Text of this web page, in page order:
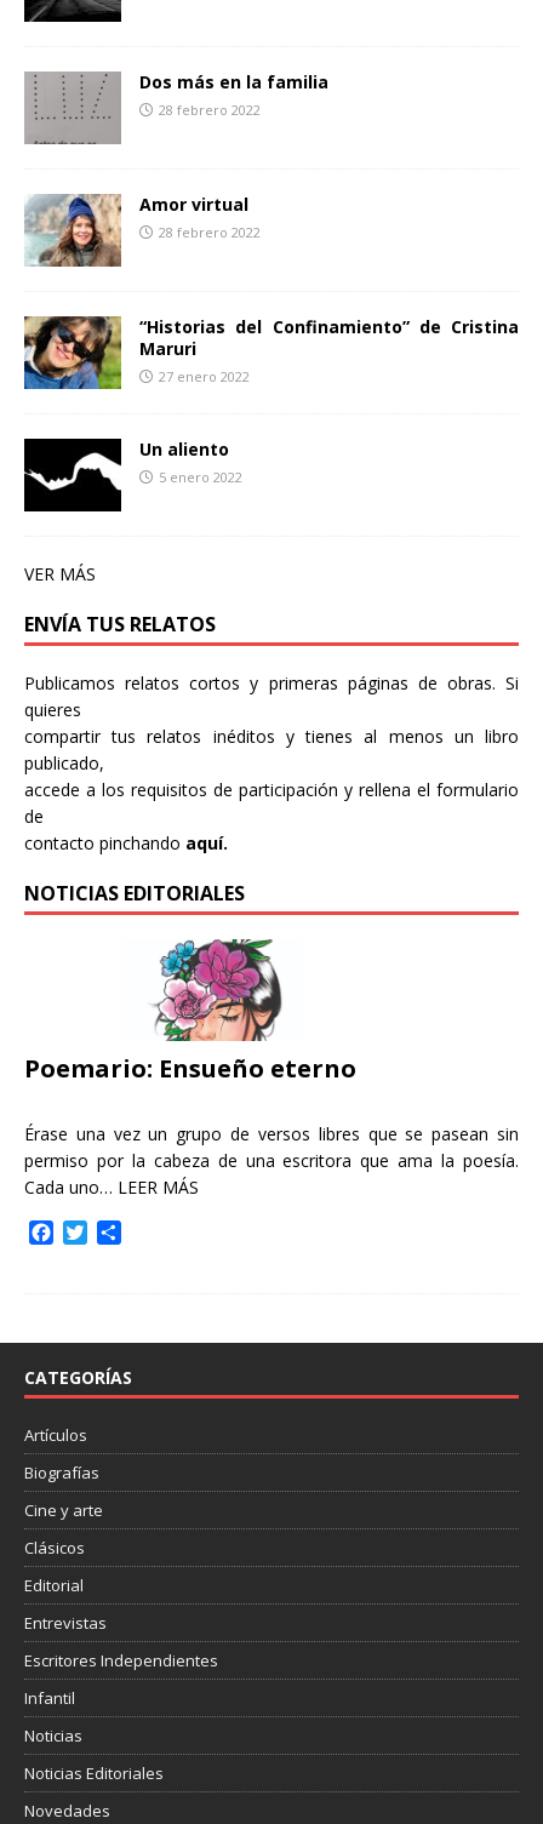
Dos más en la familia
28 febrero 2022
Amor virtual
28 febrero 2022
“Historias del Confinamiento” de Cristina
Maruri
27 enero 2022
Un aliento
5 enero 2022
VER MÁS
ENVÍA TUS RELATOS
Publicamos relatos cortos y primeras páginas de obras. Si
quieres
compartir tus relatos inéditos y tienes al menos un libro
publicado,
accede a los requisitos de participación y rellena el formulario
de
contacto pinchando aquí.
NOTICIAS EDITORIALES
Poemario: Ensueño eterno
Érase una vez un grupo de versos libres que se pasean sin
permiso por la cabeza de una escritora que ama la poesía.
Cada uno… LEER MÁS
o
k
r
t
i
CATEGORÍAS
Artículos
Biografías
Cine y arte
Clásicos
Editorial
Entrevistas
Escritores Independientes
Infantil
Noticias
Noticias Editoriales
Novedades